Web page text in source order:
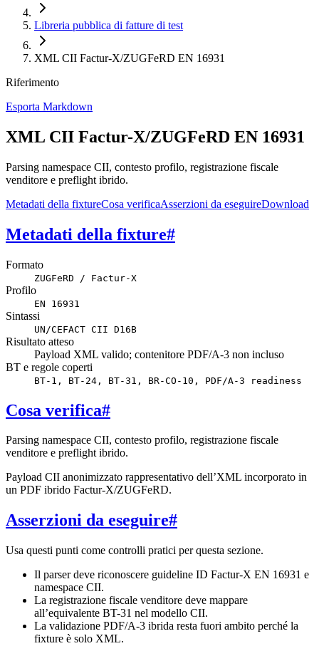
Libreria pubblica di fatture di test
XML CII Factur-X/ZUGFeRD EN 16931
Riferimento
Esporta Markdown
XML CII Factur-X/ZUGFeRD EN 16931
Parsing namespace CII, contesto profilo, registrazione fiscale
venditore e preflight ibrido.
Metadati della fixtureCosa verificaAsserzioni da eseguireDownload
Metadati della fixture#
Formato
ZUGFeRD / Factur-X
Profilo
EN 16931
Sintassi
UN/CEFACT CII D16B
Risultato atteso
Payload XML valido; contenitore PDF/A-3 non incluso
BT e regole coperti
BT-1, BT-24, BT-31, BR-CO-10, PDF/A-3 readiness
Cosa verifica#
Parsing namespace CII, contesto profilo, registrazione fiscale
venditore e preflight ibrido.
Payload CII anonimizzato rappresentativo dell’XML incorporato in
un PDF ibrido Factur-X/ZUGFeRD.
Asserzioni da eseguire#
Usa questi punti come controlli pratici per questa sezione.
Il parser deve riconoscere guideline ID Factur-X EN 16931 e
namespace CII.
La registrazione fiscale venditore deve mappare
all’equivalente BT-31 nel modello CII.
La validazione PDF/A-3 ibrida resta fuori ambito perché la
fixture è solo XML.